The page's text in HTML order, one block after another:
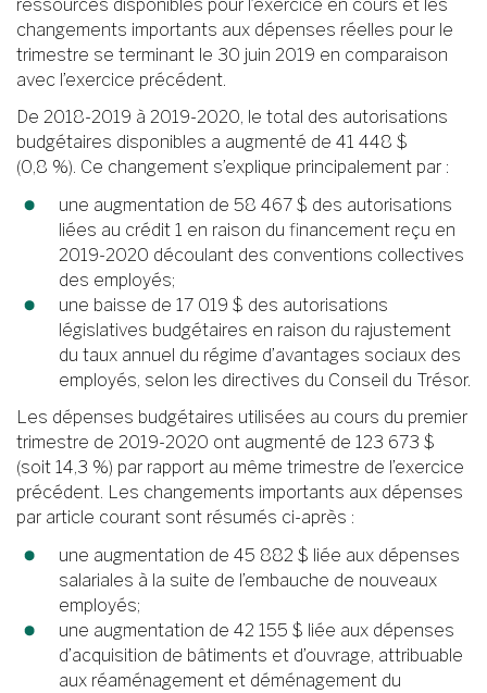
ressources disponibles pour l’exercice en cours et les
changements importants aux dépenses réelles pour le
trimestre se terminant le 30 juin 2019 en comparaison
avec l’exercice précédent.
De 2018-2019 à 2019-2020, le total des autorisations
budgétaires disponibles a augmenté de 41 448 $
(0,8 %). Ce changement s’explique principalement par :
une augmentation de 58 467 $ des autorisations
liées au crédit 1 en raison du financement reçu en
2019-2020 découlant des conventions collectives
des employés;
une baisse de 17 019 $ des autorisations
législatives budgétaires en raison du rajustement
du taux annuel du régime d’avantages sociaux des
employés, selon les directives du Conseil du Trésor.
Les dépenses budgétaires utilisées au cours du premier
trimestre de 2019-2020 ont augmenté de 123 673 $
(soit 14,3 %) par rapport au même trimestre de l’exercice
précédent. Les changements importants aux dépenses
par article courant sont résumés ci-après :
une augmentation de 45 882 $ liée aux dépenses
salariales à la suite de l’embauche de nouveaux
employés;
une augmentation de 42 155 $ liée aux dépenses
d’acquisition de bâtiments et d’ouvrage, attribuable
aux réaménagement et déménagement du